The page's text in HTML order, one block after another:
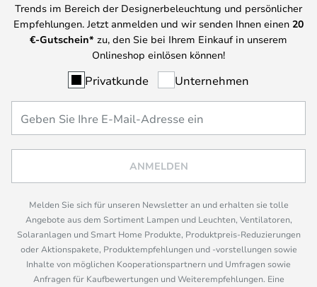
Trends im Bereich der Designerbeleuchtung und persönlicher
Empfehlungen. Jetzt anmelden und wir senden Ihnen einen 20
€-Gutschein* zu, den Sie bei Ihrem Einkauf in unserem
Onlineshop einlösen können!
Privatkunde Unternehmen
ANMELDEN
Melden Sie sich für unseren Newsletter an und erhalten sie tolle
Angebote aus dem Sortiment Lampen und Leuchten, Ventilatoren,
Solaranlagen und Smart Home Produkte, Produktpreis-Reduzierungen
oder Aktionspakete, Produktempfehlungen und -vorstellungen sowie
Inhalte von möglichen Kooperationspartnern und Umfragen sowie
Anfragen für Kaufbewertungen und Weiterempfehlungen. Eine